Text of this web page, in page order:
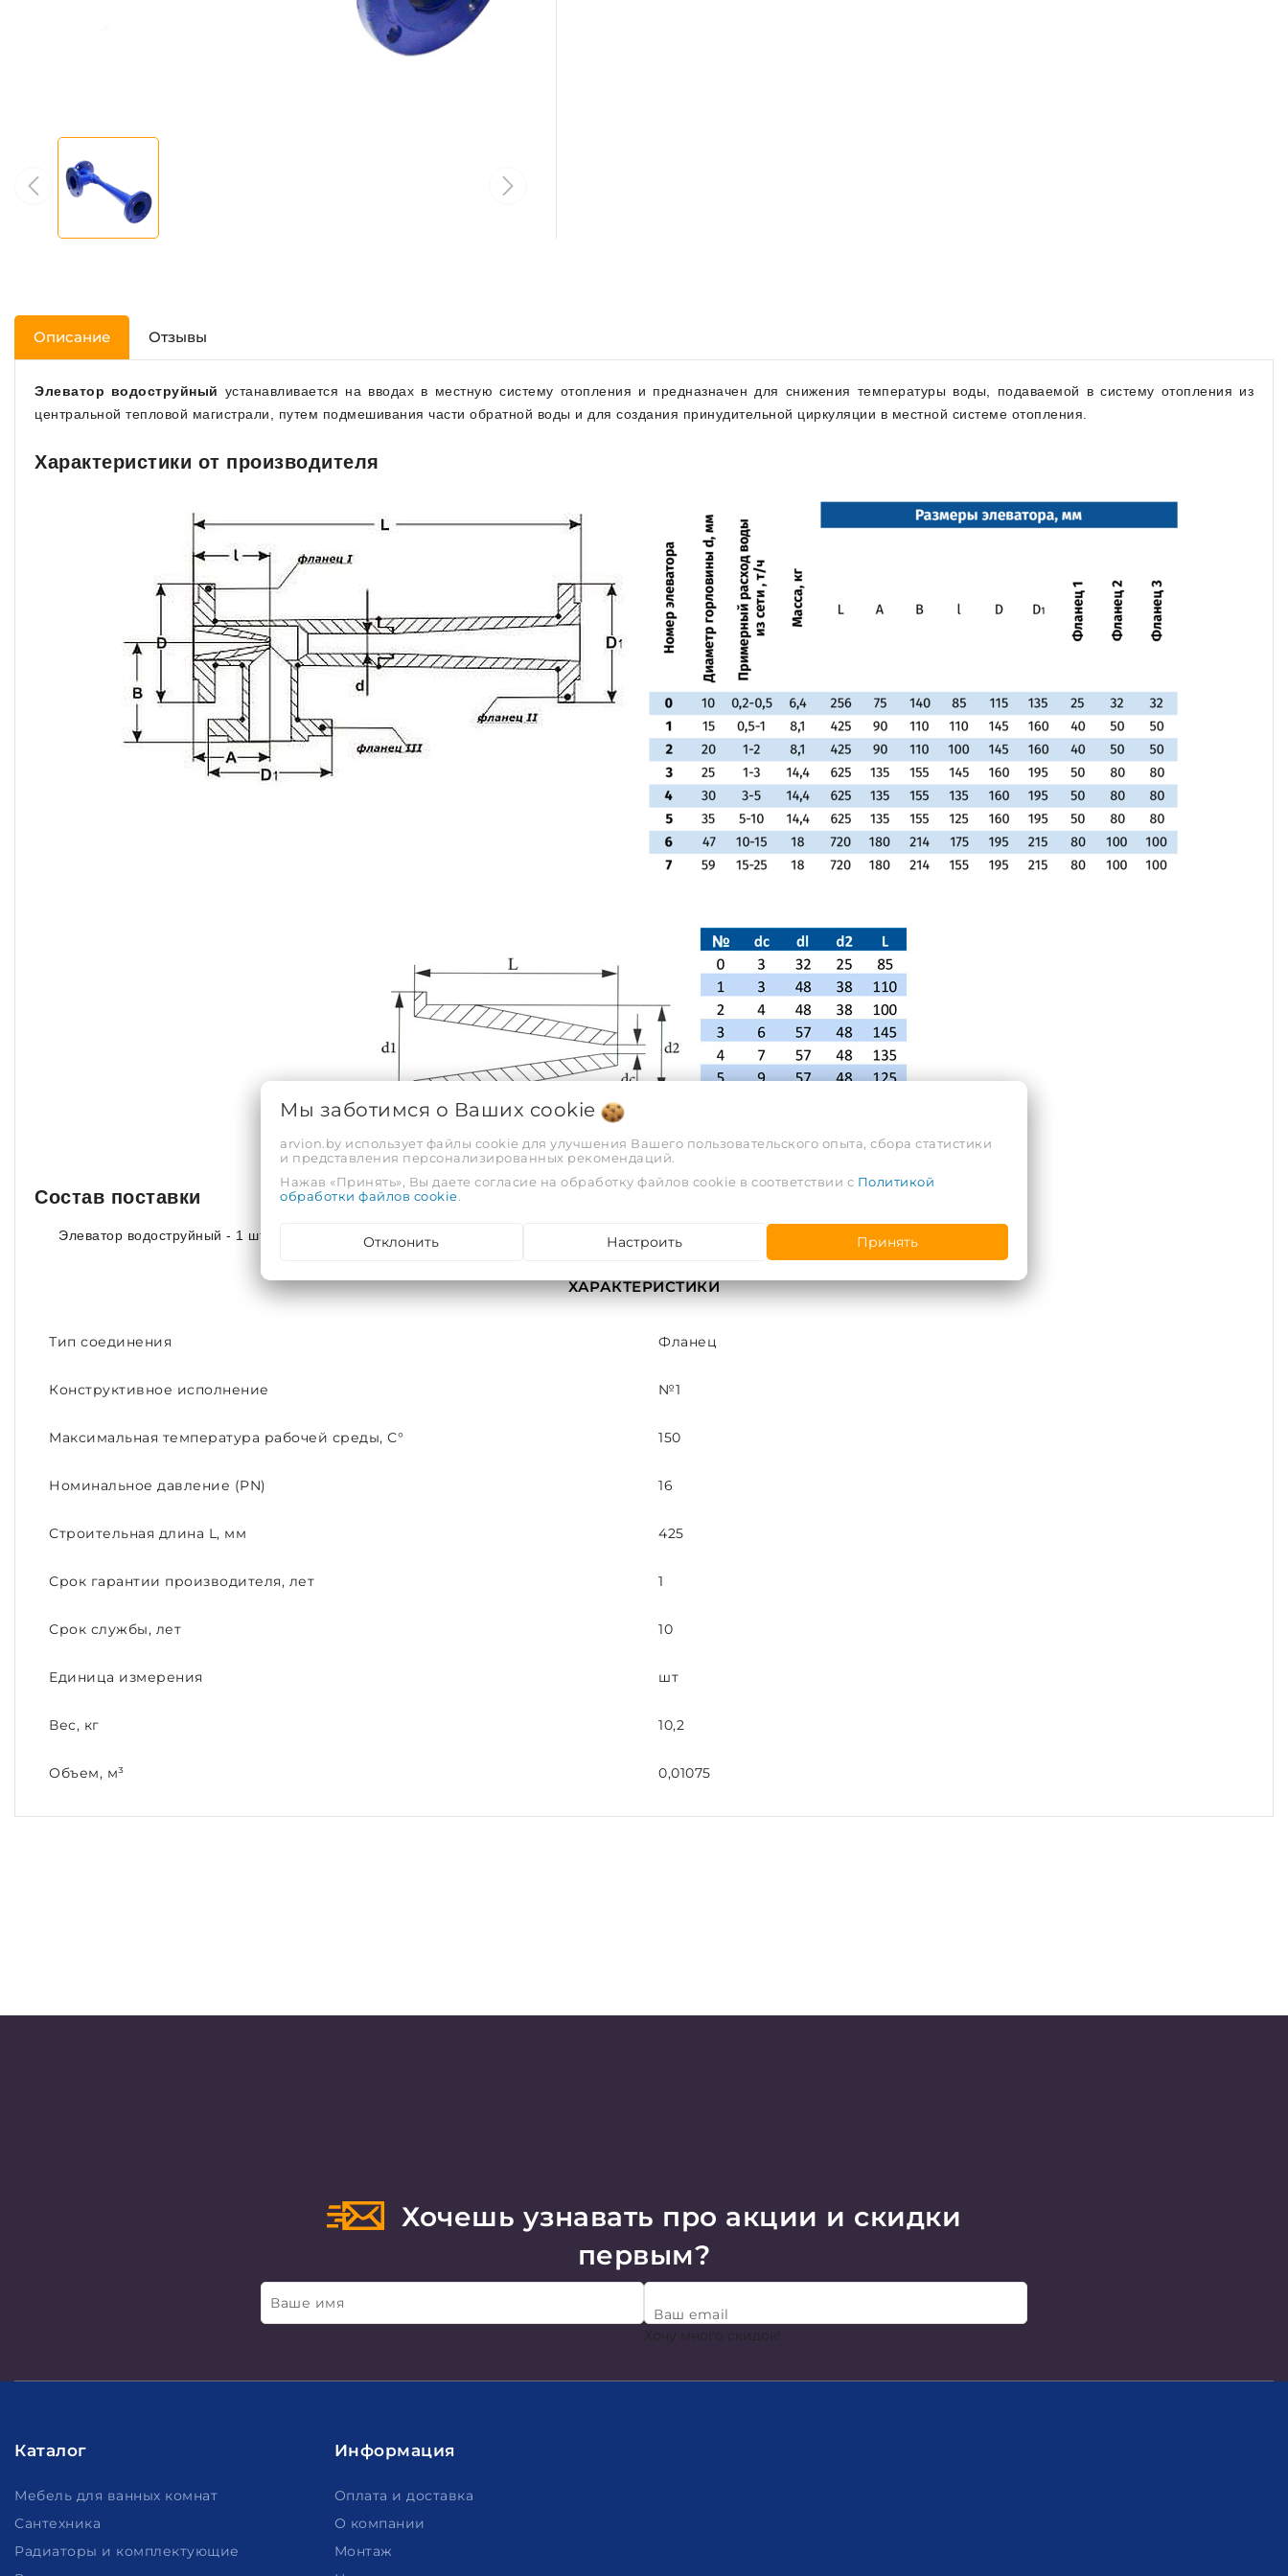
Описание Отзывы
Элеватор водоструйный устанавливается на вводах в местную систему отопления и предназначен для снижения температуры воды, подаваемой в систему отопления из
центральной тепловой магистрали, путем подмешивания части обратной воды и для создания принудительной циркуляции в местной системе отопления.
Характеристики от производителя
Состав поставки
Элеватор водоструйный - 1 шт.
ХАРАКТЕРИСТИКИ
Тип соединения Фланец
Конструктивное исполнение №1
Максимальная температура рабочей среды, С° 150
Номинальное давление (PN) 16
Строительная длина L, мм 425
Срок гарантии производителя, лет 1
Срок службы, лет 10
Единица измерения шт
Вес, кг 10,2
Объем, м³ 0,01075
Хочешь узнавать про акции и скидки
первым?
Ваше имя
Ваш email
Хочу много скидок!
Каталог
Мебель для ванных комнат
Сантехника
Радиаторы и комплектующие
Информация
Оплата и доставка
О компании
Монтаж
Мы заботимся о Ваших cookie
arvion.by использует файлы cookie для улучшения Вашего пользовательского опыта, сбора статистики
и представления персонализированных рекомендаций.
Нажав «Принять», Вы даете согласие на обработку файлов cookie в соответствии с Политикой
обработки файлов cookie.
Отклонить Настроить Принять